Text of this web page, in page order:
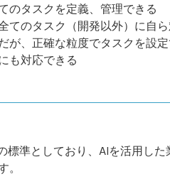
のタスクを定義、管理できる
てのタスク（開発以外）に自
が、正確な粒度でタスクを設
も対応できる
標準としており、AIを活用し